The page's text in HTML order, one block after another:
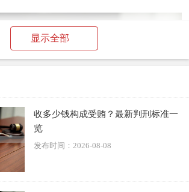
显示全部
收多少钱构成受贿？最新判刑标准一
览
发布时间：2026-08-08